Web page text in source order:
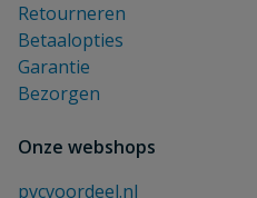
Retourneren
Betaalopties
Garantie
Bezorgen
Onze webshops
pvcvoordeel.nl